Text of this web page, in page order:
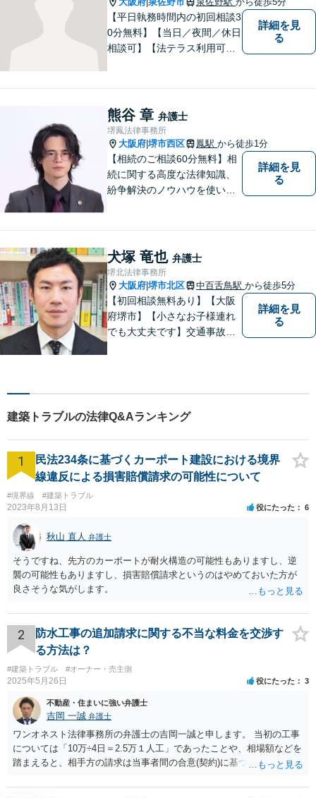
【平日執務時間内の初回相談3
0分無料】【当日／夜間／休日
相談可】【法テラス利用可】
詳細を見
る
熊谷 章 弁護士
堺鳳法律事務所
大阪府 堺市西区 鳳駅 から徒歩1分
【相続のご相談60分無料】相
続に関する高度な法律知識、
紛争解決のノウハウを使い、
確かつスピーディーに進め、
ご相談様にとって最適なご提
案ができるよう努めます。
詳細を見
る
犬塚 竜也 弁護士
堺北法律事務所
大阪府 堺市北区 中百舌鳥駅 から徒歩5分
【初回相談無料あり】【大阪
府堺市】【小さなお子様連れ
でも大丈夫です】交通事故、
詳細を見
る
建築トラブルの法律Q&Aランキング
1
民法234条に基づくカーポート建設における境界
線違反による損害賠償請求の可能性について
#境界線 #建築トラブル
2023年8月13日 役にたった 6
秋山 直人 弁護士
そうですね、先方のカーポートが耐火構造の可能性もありますし、逆
襲の可能性もありますし、損害賠償請求というのはやめておいた方が
良さそうな気がします。
2
防水工事の追加請求に関する不当な料金を交渉す
る方法は？
#建築トラブル #オーナー・売主側
2025年5月26日 役にたった 3
不動産・住まいに強い弁護士
吉岡 一誠 弁護士
ワンオネスト法律事務所の弁護士の吉岡一誠と申します。 当初の工事
については「10万÷4日＝2.5万１人工」であったことや、相場額などを
踏まえると、相手方の請求は当事者間の合意(契約)に基づかない不当な
か支払う意向がない旨を伝えて、減額の交渉をすべきでしょう。 相手